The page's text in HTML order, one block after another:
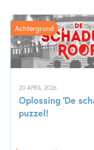
20 APRIL 2026
Oplossing ‘De
puzzel!
Achtergrond